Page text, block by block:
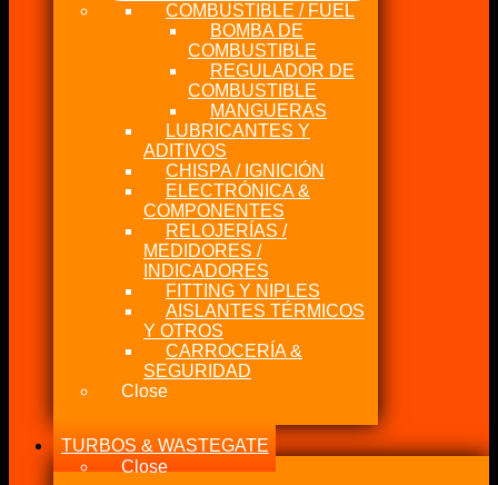
COMBUSTIBLE / FUEL
BOMBA DE
COMBUSTIBLE
REGULADOR DE
COMBUSTIBLE
MANGUERAS
LUBRICANTES Y
ADITIVOS
CHISPA / IGNICIÓN
ELECTRÓNICA &
COMPONENTES
RELOJERÍAS /
MEDIDORES /
INDICADORES
FITTING Y NIPLES
AISLANTES TÉRMICOS
Y OTROS
CARROCERÍA &
SEGURIDAD
Close
TURBOS & WASTEGATE
Close